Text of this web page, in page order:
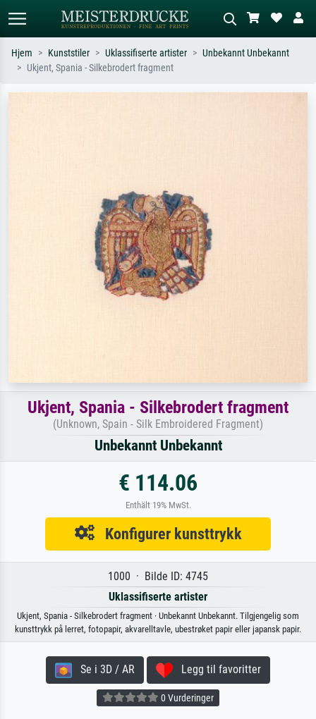
Hjem Kunststiler Uklassifiserte artister
Unbekannt Unbekannt
Ukjent, Spania - Silkebrodert fragment
Ukjent, Spania - Silkebrodert fragment
(Unknown, Spain - Silk Embroidered Fragment)
Unbekannt Unbekannt
€ 114.06
Enthält 19% MwSt.
Konfigurer kunsttrykk
1000 · Bilde ID: 4745
Uklassifiserte artister
Ukjent, Spania - Silkebrodert fragment · Unbekannt Unbekannt. Tilgjengelig som
kunsttrykk på lerret, fotopapir, akvarelltavle, ubestrøket papir eller japansk papir.
Se i 3D / AR Legg til favoritter
0 Vurderinger